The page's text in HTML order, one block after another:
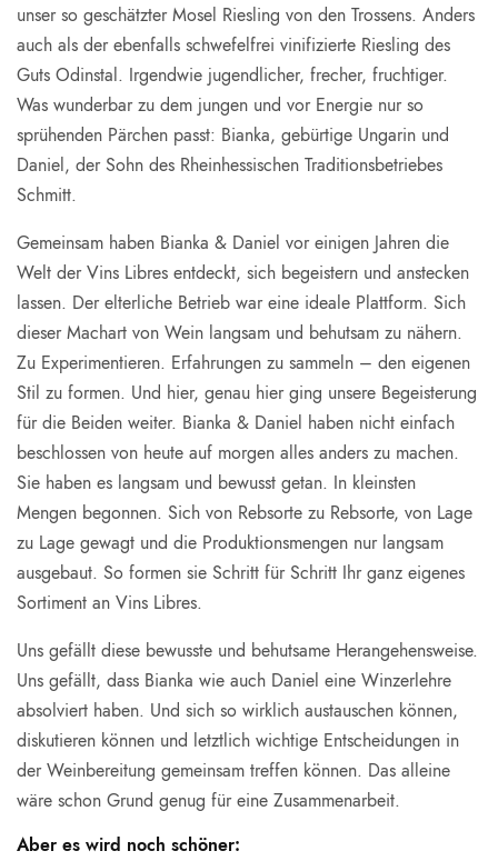
unser so geschätzter Mosel Riesling von den Trossens. Anders
auch als der ebenfalls schwefelfrei vinifizierte Riesling des
Guts Odinstal. Irgendwie jugendlicher, frecher, fruchtiger.
Was wunderbar zu dem jungen und vor Energie nur so
sprühenden Pärchen passt: Bianka, gebürtige Ungarin und
Daniel, der Sohn des Rheinhessischen Traditionsbetriebes
Schmitt.
Gemeinsam haben Bianka & Daniel vor einigen Jahren die
Welt der Vins Libres entdeckt, sich begeistern und anstecken
lassen. Der elterliche Betrieb war eine ideale Plattform. Sich
dieser Machart von Wein langsam und behutsam zu nähern.
Zu Experimentieren. Erfahrungen zu sammeln – den eigenen
Stil zu formen. Und hier, genau hier ging unsere Begeisterung
für die Beiden weiter. Bianka & Daniel haben nicht einfach
beschlossen von heute auf morgen alles anders zu machen.
Sie haben es langsam und bewusst getan. In kleinsten
Mengen begonnen. Sich von Rebsorte zu Rebsorte, von Lage
zu Lage gewagt und die Produktionsmengen nur langsam
ausgebaut. So formen sie Schritt für Schritt Ihr ganz eigenes
Sortiment an Vins Libres.
Uns gefällt diese bewusste und behutsame Herangehensweise.
Uns gefällt, dass Bianka wie auch Daniel eine Winzerlehre
absolviert haben. Und sich so wirklich austauschen können,
diskutieren können und letztlich wichtige Entscheidungen in
der Weinbereitung gemeinsam treffen können. Das alleine
wäre schon Grund genug für eine Zusammenarbeit.
Aber es wird noch schöner: